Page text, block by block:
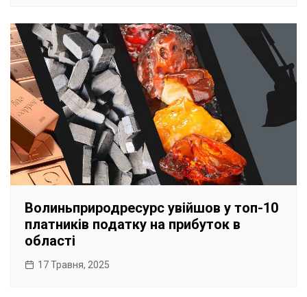
Волиньприродресурс увійшов у топ-10
платників податку на прибуток в
області
17 Травня, 2025